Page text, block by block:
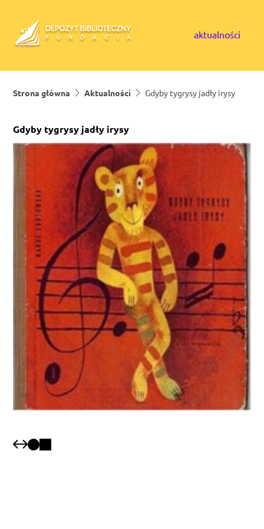
aktualności
Strona główna Aktualności Gdyby tygrysy jadły irysy
Gdyby tygrysy jadły irysy